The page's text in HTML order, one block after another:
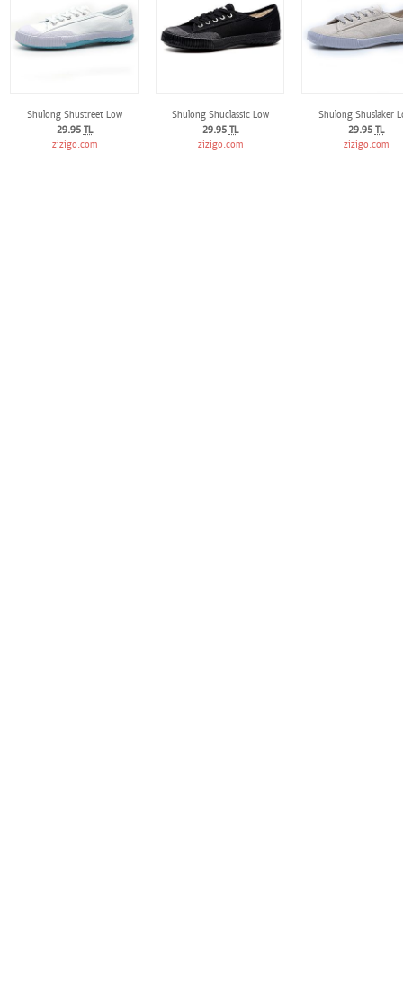
Shulong Shustreet Low
29.95 TL
zizigo.com
Shulong Shuclassic Low
29.95 TL
zizigo.com
Shulong Shuslaker
29.95 TL
zizigo.com